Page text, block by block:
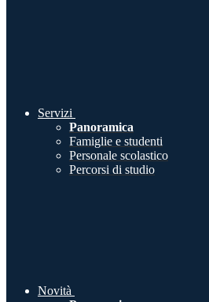
Servizi
Panoramica
Famiglie e studenti
Personale scolastico
Percorsi di studio
Novità